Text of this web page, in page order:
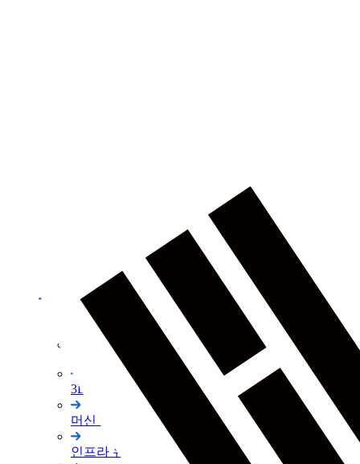
제품정보 카테고리
토탈 스테이션
3D 스캐너
머신 컨트롤
인프라 유지 관리